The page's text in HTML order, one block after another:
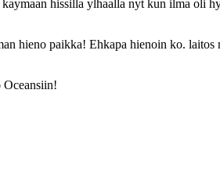
hissilla ylhaalla nyt kun ilma oli
hieno paikka! Ehkapa hienoin ko.
Oceansiin!